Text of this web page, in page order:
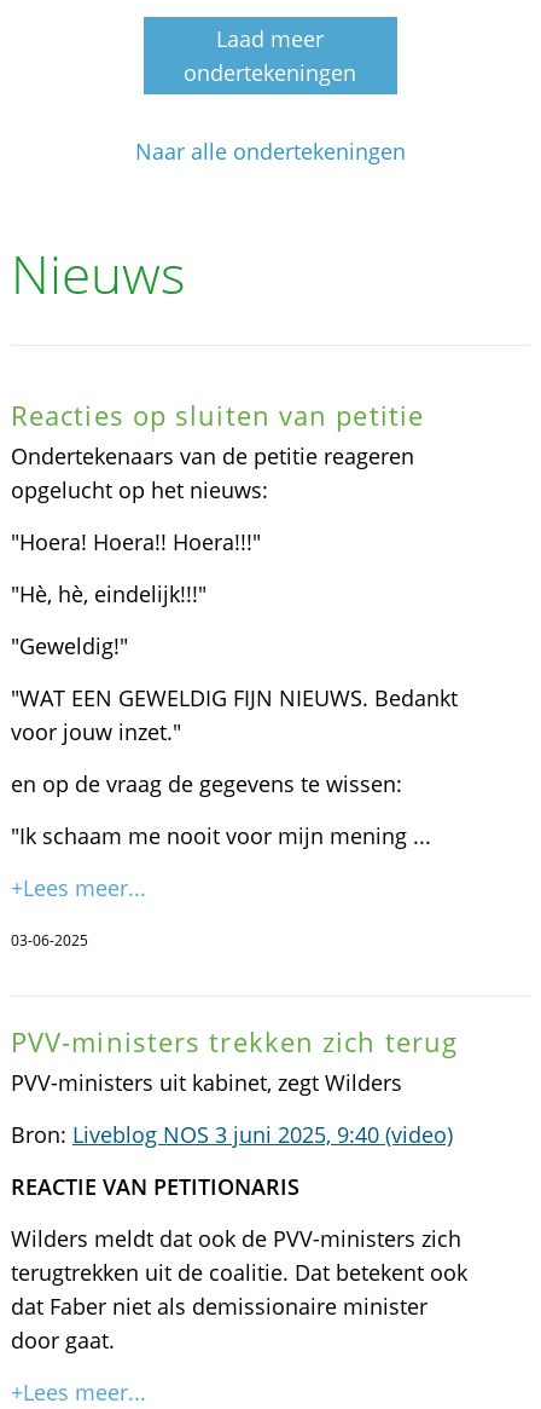
Laad meer
ondertekeningen
Naar alle ondertekeningen
Nieuws
Reacties op sluiten van petitie
Ondertekenaars van de petitie reageren
opgelucht op het nieuws:
"Hoera! Hoera!! Hoera!!!"
"Hè, hè, eindelijk!!!"
"Geweldig!"
"WAT EEN GEWELDIG FIJN NIEUWS. Bedankt
voor jouw inzet."
en op de vraag de gegevens te wissen:
"Ik schaam me nooit voor mijn mening ...
+Lees meer...
03-06-2025
PVV-ministers trekken zich terug
PVV-ministers uit kabinet, zegt Wilders
Bron: Liveblog NOS 3 juni 2025, 9:40 (video)
REACTIE VAN PETITIONARIS
Wilders meldt dat ook de PVV-ministers zich
terugtrekken uit de coalitie. Dat betekent ook
dat Faber niet als demissionaire minister
door gaat.
+Lees meer...